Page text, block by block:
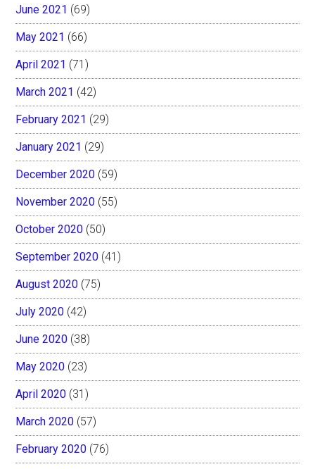
June 2021 (69)
May 2021 (66)
April 2021 (71)
March 2021 (42)
February 2021 (29)
January 2021 (29)
December 2020 (59)
November 2020 (55)
October 2020 (50)
September 2020 (41)
August 2020 (75)
July 2020 (42)
June 2020 (38)
May 2020 (23)
April 2020 (31)
March 2020 (57)
February 2020 (76)